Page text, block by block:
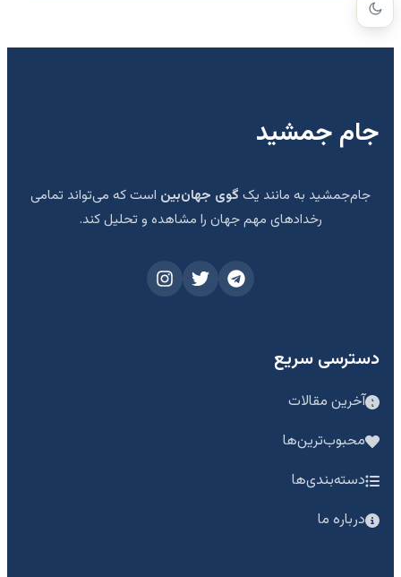
جام جمشید
جام‌جمشید به مانند یک گوی جهان‌بین است که می‌تواند تمامی
رخدادهای مهم جهان را مشاهده و تحلیل کند.
دسترسی سریع
آخرین مقالات
محبوب‌ترین‌ها
دسته‌بندی‌ها
درباره ما